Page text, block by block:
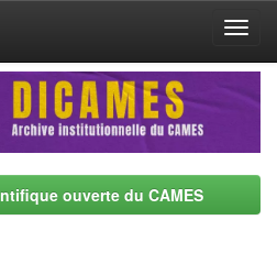
ouverte du CAMES